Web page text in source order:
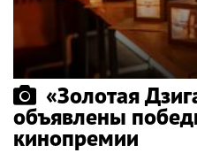
«Золотая
объявлены
кинопремии